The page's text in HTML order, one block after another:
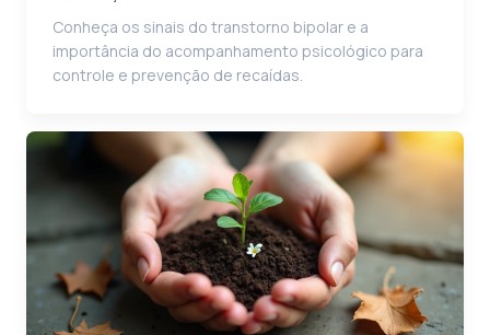
Conheça os sinais do transtorno bipolar e a
importância do acompanhamento psicológico para
controle e prevenção de recaídas.